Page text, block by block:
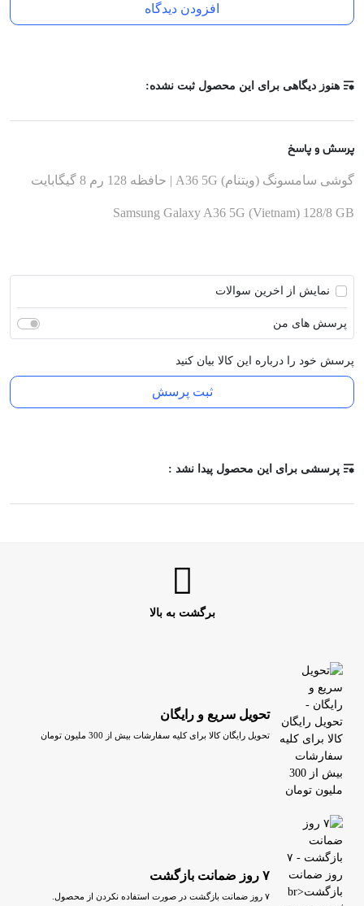
باتری
افزودن دیدگاه
هنوز دیگاهی برای این محصول ثبت نشده:
پرسش و پاسخ
گوشی سامسونگ (ویتنام) A36 5G | حافظه 128 رم 8 گیگابایت
Samsung Galaxy A36 5G (Vietnam) 128/8 GB
نمایش از اخرین سوالات
پرسش های من
پرسش خود را درباره این کالا بیان کنید
ثبت پرسش
پرسشی برای این محصول پیدا نشد :
برگشت به بالا
تحویل سریع و رایگان
تحویل رایگان کالا برای کلیه سفارشات بیش از 300 ملیون تومان
۷ روز ضمانت بازگشت
۷ روز ضمانت بازگشت در صورت استفاده نکردن از محصول.